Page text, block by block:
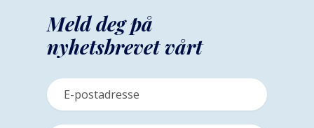
Meld deg på
nyhetsbrevet vårt